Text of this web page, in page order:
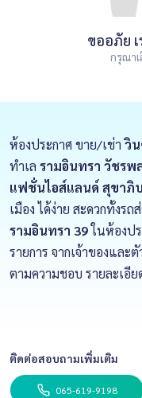
ขออภัย
กรุณา
ห้องประกาศ ขาย/เช่าวิ
ทำเล รามอินทรา วัชร
แฟชั่นไอส์แลนด์ สุขาภิ
เมือง ได้ง่าย สะดวกทั้ง
รามอินทรา 39ในห้องป
รายการ จากเจ้าของแล
ตามความชอบ รายละเอี
ติดต่อสอบถามเพิ่มเติม
065-619-9198